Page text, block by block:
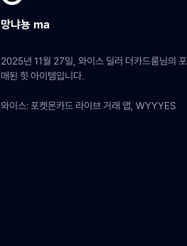
망냐뇽 ma
2025년 11월 27일, 와이스 딜러 더카드룸님의
매된 힛 아이템입니다.
와이스: 포켓몬카드 라이브 거래 앱, WYYYES